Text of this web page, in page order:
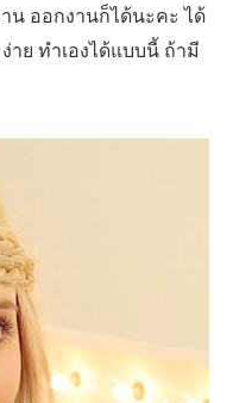
น ออกงานก็ได้นะคะ ได้
าย ทำเองได้แบบนี้ ถ้ามี